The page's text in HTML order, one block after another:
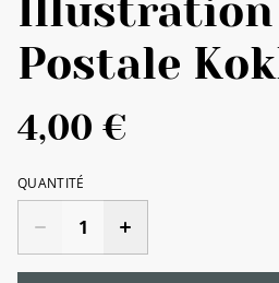
Illustration
Postale
4,00 €
QUANTITÉ